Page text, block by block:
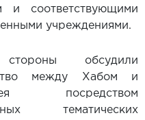
соответствующими
учреждениями.
обсудили
между Хабом и
посредством
тематических